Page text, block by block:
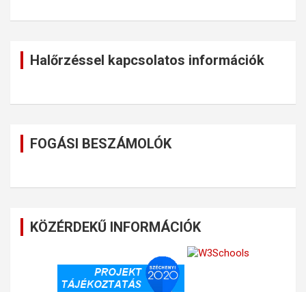
Halőrzéssel kapcsolatos információk
FOGÁSI BESZÁMOLÓK
KÖZÉRDEKŰ INFORMÁCIÓK